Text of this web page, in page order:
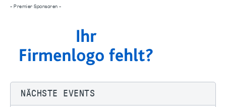
- Premier Sponsoren -
NÄCHSTE EVENTS